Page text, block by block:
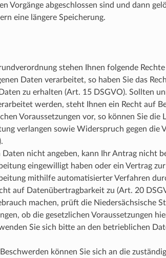
Vorgänge abgeschlossen sind und dann
eine längere Speicherung.
stehen Ihnen folgende Rechte
Daten verarbeitet, so haben Sie das
zu erhalten (Art. 15 DSGVO). Sollten
werden, steht Ihnen ein Recht auf
Voraussetzungen vor, so können Sie die
verlangen sowie Widerspruch gegen die
nicht angeben, kann Ihr Antrag nicht
eingewilligt haben oder ein Vertrag
mithilfe automatisierter Verfahren
auf Datenübertragbarkeit zu (Art. 20
machen, prüft die Niedersächsische
ob die gesetzlichen Voraussetzungen
Sie sich bitte an den betrieblichen
können Sie sich an die